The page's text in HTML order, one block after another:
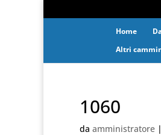
Home
Altri
1060
da amministratore |